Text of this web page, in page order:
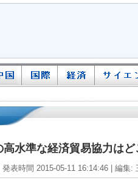
高水準な経済貿易協力は
表時間 2015-05-11 16:14:46 | 編集: